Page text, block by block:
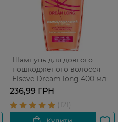
Шампунь для довгого
пошкодженого волосся
Elseve Dream long 400 мл
236,99 ГРН